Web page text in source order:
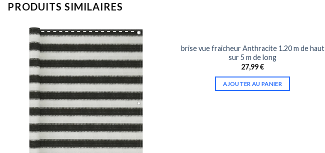
PRODUITS SIMILAIRES
brise vue fraicheur Anthracite 1.20 m de haut
sur 5 m de long
27,99€
AJOUTER AU PANIER